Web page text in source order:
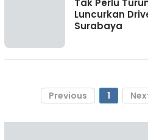
Tak Perlu
Luncurkan
Surabaya
Previous 1